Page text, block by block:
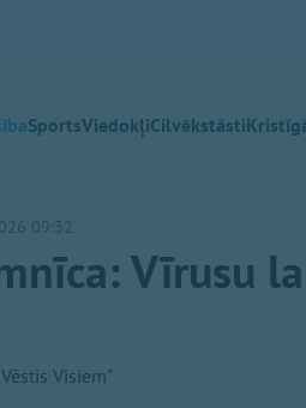
SportsViedokļiCilvēkstāsti
09:32
Vīrusu
Visiem"